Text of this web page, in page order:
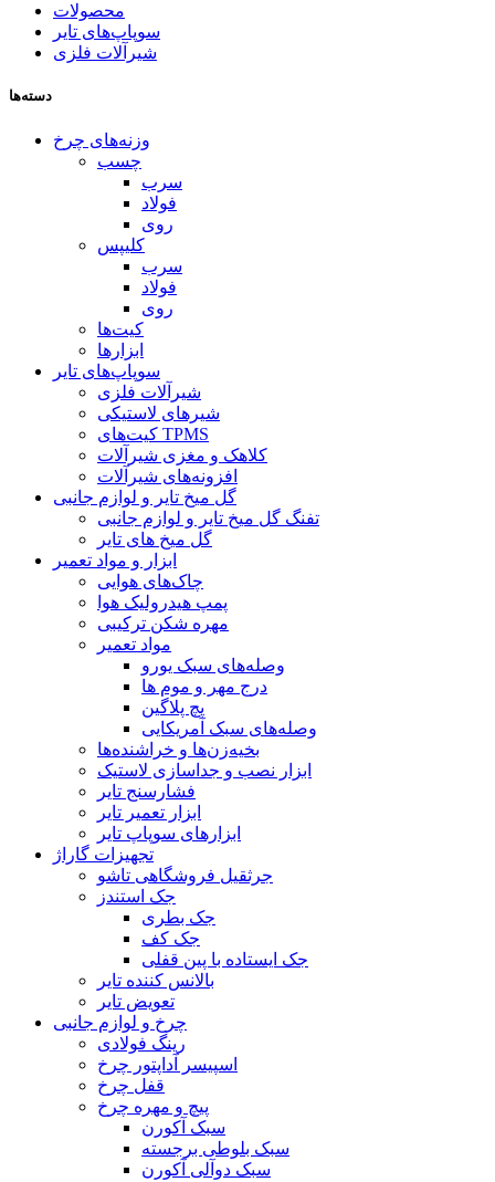
محصولات
سوپاپ‌های تایر
شیرآلات فلزی
دسته‌ها
وزنه‌های چرخ
چسب
سرب
فولاد
روی
کلیپس
سرب
فولاد
روی
کیت‌ها
ابزارها
سوپاپ‌های تایر
شیرآلات فلزی
شیرهای لاستیکی
کیت‌های TPMS
کلاهک و مغزی شیرآلات
افزونه‌های شیرآلات
گل میخ تایر و لوازم جانبی
تفنگ گل میخ تایر و لوازم جانبی
گل میخ های تایر
ابزار و مواد تعمیر
چاک‌های هوایی
پمپ هیدرولیک هوا
مهره شکن ترکیبی
مواد تعمیر
وصله‌های سبک یورو
درج مهر و موم ها
پچ پلاگین
وصله‌های سبک آمریکایی
بخیه‌زن‌ها و خراشنده‌ها
ابزار نصب و جداسازی لاستیک
فشارسنج تایر
ابزار تعمیر تایر
ابزارهای سوپاپ تایر
تجهیزات گاراژ
جرثقیل فروشگاهی تاشو
جک استندز
جک بطری
جک کف
جک ایستاده با پین قفلی
بالانس کننده تایر
تعویض تایر
چرخ و لوازم جانبی
رینگ فولادی
اسپیسر آداپتور چرخ
قفل چرخ
پیچ و مهره چرخ
سبک آکورن
سبک بلوطی برجسته
سبک دوآلی آکورن